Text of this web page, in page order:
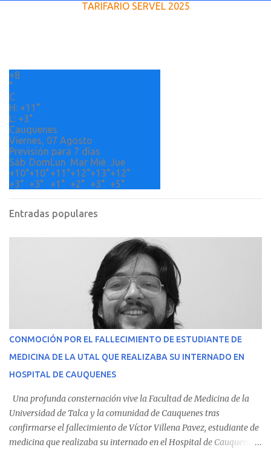
i
s
TARIFARIO SERVEL 2025
+8
°
C
H: +11°
L: +3°
Cauquenes
Viernes, 07 Agosto
Previsión para 7 días
Sáb DomLun Mar Mié Jue
+10°+10°+11°+12°+13°+12°
+3° +3° +1° +2° +3° +5°
Entradas populares
CONMOCIÓN POR EL FALLECIMIENTO DE ESTUDIANTE DE
MEDICINA DE LA UTAL QUE REALIZABA SU INTERNADO EN
HOSPITAL DE CAUQUENES
Una profunda consternación vive la Facultad de Medicina de la
Universidad de Talca y la comunidad de Cauquenes tras
confirmarse el fallecimiento de Víctor Villena Pavez, estudiante de
medicina que realizaba su internado en el Hospital de Cauquenes.